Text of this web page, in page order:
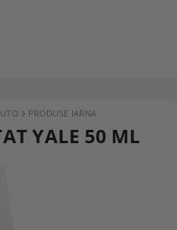
PRODUSE IARNA
YALE 50 ML